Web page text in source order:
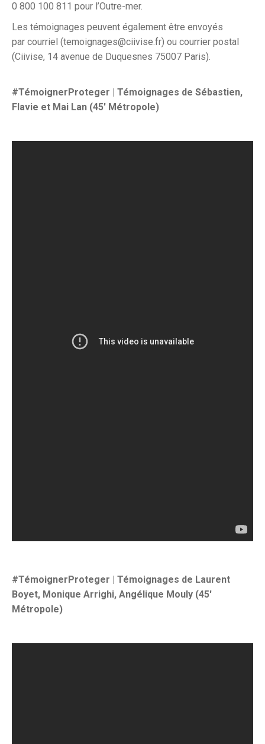
0 800 100 811 pour l’Outre-mer.
Les témoignages peuvent également être envoyés
par courriel (temoignages@ciivise.fr) ou courrier postal
(Ciivise, 14 avenue de Duquesnes 75007 Paris).
#TémoignerProteger | Témoignages de Sébastien,
Flavie et Mai Lan (45′ Métropole)
#TémoignerProteger | Témoignages de Laurent
Boyet, Monique Arrighi, Angélique Mouly (45′
Métropole)